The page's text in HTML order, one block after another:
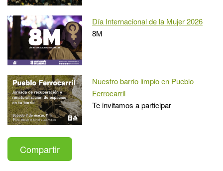
Día Internacional de la Mujer 2026
8M
Nuestro barrio limpio en Pueblo
Ferrocarril
Te invitamos a participar
Compartir